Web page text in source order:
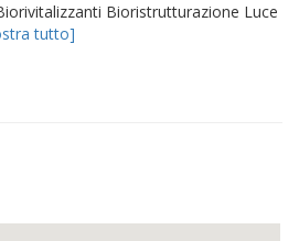
Bioristrutturazione Luce
tutto]